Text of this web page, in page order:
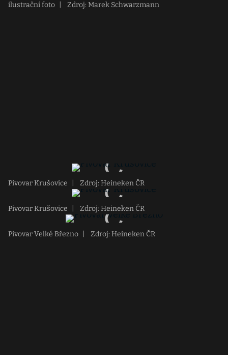
ilustrační foto Zdroj: Marek Schwarzmann
Pivovar Krušovice Zdroj: Heineken ČR
Pivovar Krušovice Zdroj: Heineken ČR
Pivovar Velké Březno Zdroj: Heineken ČR